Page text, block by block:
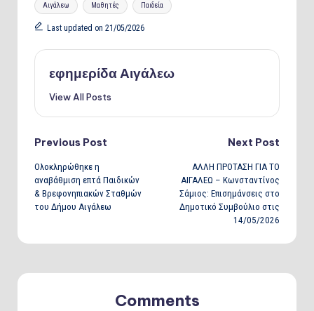
Αιγάλεω Μαθητές Παιδεία
Last updated on 21/05/2026
εφημερίδα Αιγάλεω
View All Posts
Post
navigation
Previous Post
Ολοκληρώθηκε η
αναβάθμιση επτά Παιδικών
& Βρεφονηπιακών Σταθμών
του Δήμου Αιγάλεω
Next Post
ΑΛΛΗ ΠΡΟΤΑΣΗ ΓΙΑ ΤΟ
ΑΙΓΑΛΕΩ – Κωνσταντίνος
Σάμιος: Επισημάνσεις στο
Δημοτικό Συμβούλιο στις
14/05/2026
Comments